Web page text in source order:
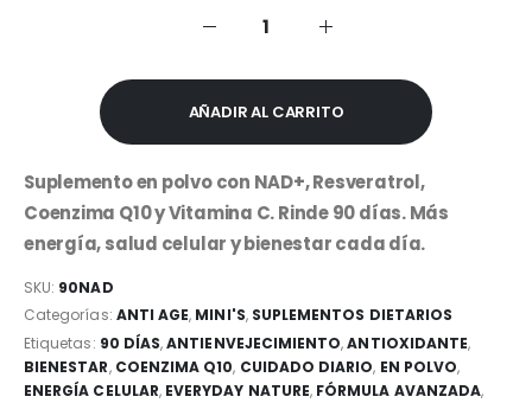
$45,000.00. $39,999.99.
AÑADIR AL CARRITO
Suplemento en polvo con NAD+, Resveratrol,
Coenzima Q10 y Vitamina C. Rinde 90 días. Más
energía, salud celular y bienestar cada día.
SKU: 90NAD
Categorías: ANTI AGE, MINI'S, SUPLEMENTOS DIETARIOS
Etiquetas: 90 DÍAS,ANTIENVEJECIMIENTO,ANTIOXIDANTE,
BIENESTAR, COENZIMA Q10, CUIDADO DIARIO, EN POLVO,
ENERGÍA CELULAR, EVERYDAY NATURE, FÓRMULA AVANZADA,